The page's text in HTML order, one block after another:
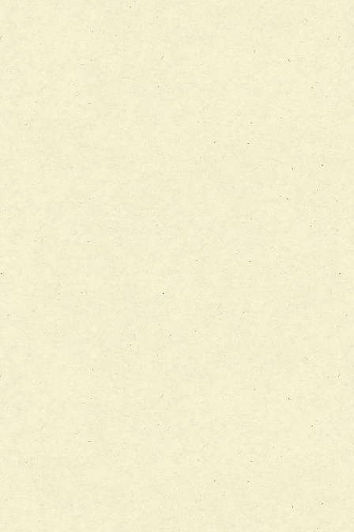
チーム12【こどもの食育支援チーム】
チーム13【非がんに対する緩和ケアチーム】